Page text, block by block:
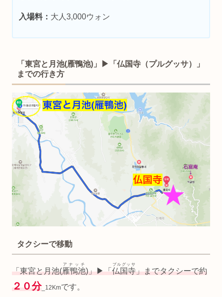
入場料： 大人3,000ウォン
「東宮と月池(雁鴨池)」▶︎「 仏国寺（プルグッサ）」
までの行き方
タクシーで移動
「東宮と月池(雁鴨池
アナッチ
)」▶︎「仏国寺
プルグッサ
」までタクシーで約
２０分_12Kmです。